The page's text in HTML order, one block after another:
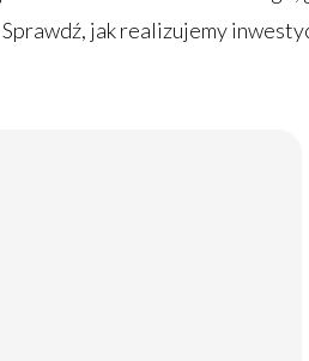
Sprawdź, jak realizujemy